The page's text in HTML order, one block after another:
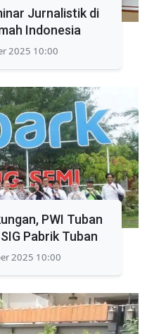
Jurnalistik di
Indonesia
2025 10:00
PWI Tuban
Pabrik Tuban
2025 10:00